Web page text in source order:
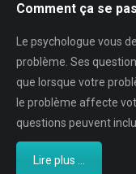
Comment ça se
Le psychologue vous
problème. Ses
que lorsque votre
le problème affecte
questions peuvent
Lire plus ...